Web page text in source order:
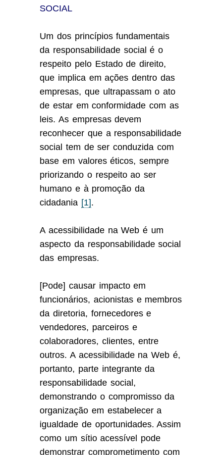
SOCIAL
Um dos princípios fundamentais
da responsabilidade social é o
respeito pelo Estado de direito,
que implica em ações dentro das
empresas, que ultrapassam o ato
de estar em conformidade com as
leis. As empresas devem
reconhecer que a responsabilidade
social tem de ser conduzida com
base em valores éticos, sempre
priorizando o respeito ao ser
humano e à promoção da
cidadania [1].
A acessibilidade na Web é um
aspecto da responsabilidade social
das empresas.
[Pode] causar impacto em
funcionários, acionistas e membros
da diretoria, fornecedores e
vendedores, parceiros e
colaboradores, clientes, entre
outros. A acessibilidade na Web é,
portanto, parte integrante da
responsabilidade social,
demonstrando o compromisso da
organização em estabelecer a
igualdade de oportunidades. Assim
como um sítio acessível pode
demonstrar comprometimento com